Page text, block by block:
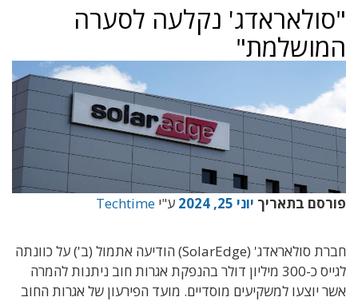
"סולאראדג' נקלעה לסערה
המושלמת"
פורסם בתאריך יוני 25, 2024 ע"י Techtime
חברת סולאראדג' (SolarEdge) הודיעה אתמול (ב') על כוונתה
לגייס כ-300 מיליון דולר בהנפקת אגרות חוב ניתנות להמרה
אשר יוצעו למשקיעים מוסדיים. מועד הפירעון של אגרות החוב